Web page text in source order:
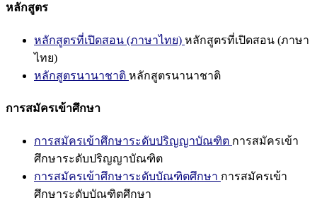
หลักสูตร
หลักสูตรที่เปิดสอน (ภาษาไทย) หลักสูตรที่เปิดสอน (ภาษา
ไทย)
หลักสูตรนานาชาติ หลักสูตรนานาชาติ
การสมัครเข้าศึกษา
การสมัครเข้าศึกษาระดับปริญญาบัณฑิต การสมัครเข้า
ศึกษาระดับปริญญาบัณฑิต
การสมัครเข้าศึกษาระดับบัณฑิตศึกษา การสมัครเข้า
ศึกษาระดับบัณฑิตศึกษา